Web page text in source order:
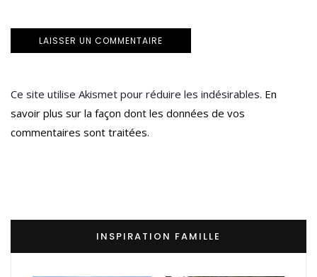
Ce site utilise Akismet pour réduire les indésirables. En
savoir plus sur la façon dont les données de vos
commentaires sont traitées.
INSPIRATION FAMILLE